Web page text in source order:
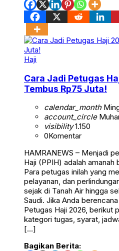
Haji
Cara Jadi Petugas
Tembus Rp75 Juta!
calendar_month
account_circle
visibility1.150
0Komentar
HAMRANEWS – Menjadi
Haji (PPIH) adalah
Para petugas inilah yang
pelayanan, dan
sejak di Tanah Air hingga
Saudi. Jika Anda
Petugas Haji 2026, berikut
kategori tugas, syarat,
[…]
Bagikan Berita: